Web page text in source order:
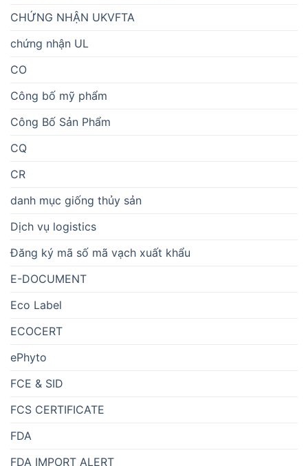
CHỨNG NHẬN UKVFTA
chứng nhận UL
CO
Công bố mỹ phẩm
Công Bố Sản Phẩm
CQ
CR
danh mục giống thủy sản
Dịch vụ logistics
Đăng ký mã số mã vạch xuất khẩu
E-DOCUMENT
Eco Label
ECOCERT
ePhyto
FCE & SID
FCS CERTIFICATE
FDA
FDA IMPORT ALERT